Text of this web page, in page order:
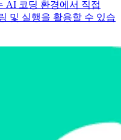
AI 코딩 환경에서 직접
및 실행을 활용할 수 있습